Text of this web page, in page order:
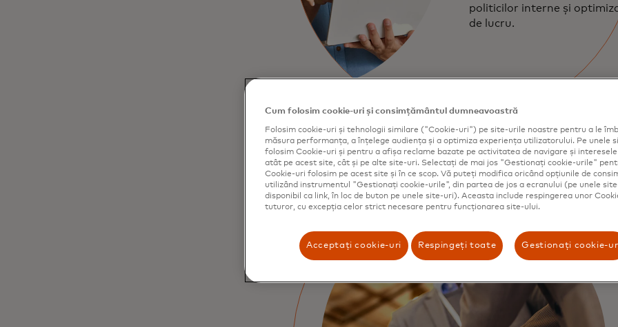
politicilor interne și
de lucru.
Obține mai mult din
Cum folosim cookie-uri și consimțământul dumneavoastră
Folosim cookie-uri și tehnologii similare ("Cookie-uri") pe site-urile noastre pentru a le
măsura performanța, a înțelege audiența și a optimiza experiența utilizatorului. Pe unele
folosim Cookie-uri și pentru a afișa reclame bazate pe activitatea de navigare și
atât pe acest site, cât și pe alte site-uri. Selectați de mai jos "Gestionați cookie-urile"
Cookie-uri folosim pe acest site și în ce scop. Vă puteți modifica oricând opțiunile de
utilizând instrumentul "Gestionați cookie-urile", din partea de jos a ecranului (pe unele
disponibil ca link, în loc de buton pe unele site-uri). Aceasta include respingerea unor
tuturor, cu excepția celor strict necesare pentru funcționarea site-ului.
Acceptați cookie-uri Respingeți toate Gestionați cookie-